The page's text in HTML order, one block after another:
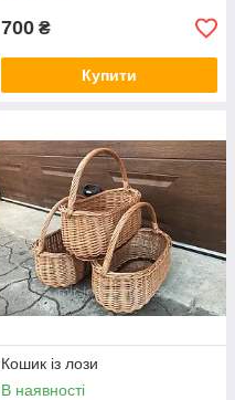
700 ₴
Купити
Кошик із лози
В наявності